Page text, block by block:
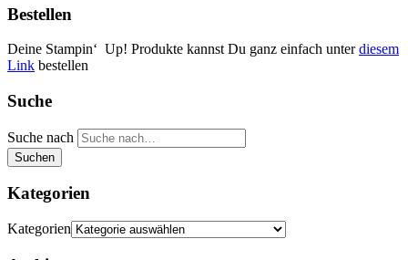
Bestellen
Deine Stampin‘ Up! Produkte kannst Du ganz einfach unterdiesem
Link bestellen
Suche
Suche nach
Suchen
Kategorien
Kategorien